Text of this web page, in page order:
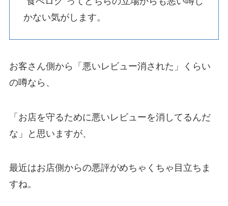
かない気がします。
お客さん側から「悪いレビュー消された」くらい
の噂なら、
「お店を守るために悪いレビューを消してるんだ
な」と思いますが、
最近はお店側からの悪評がめちゃくちゃ目立ちま
すね。